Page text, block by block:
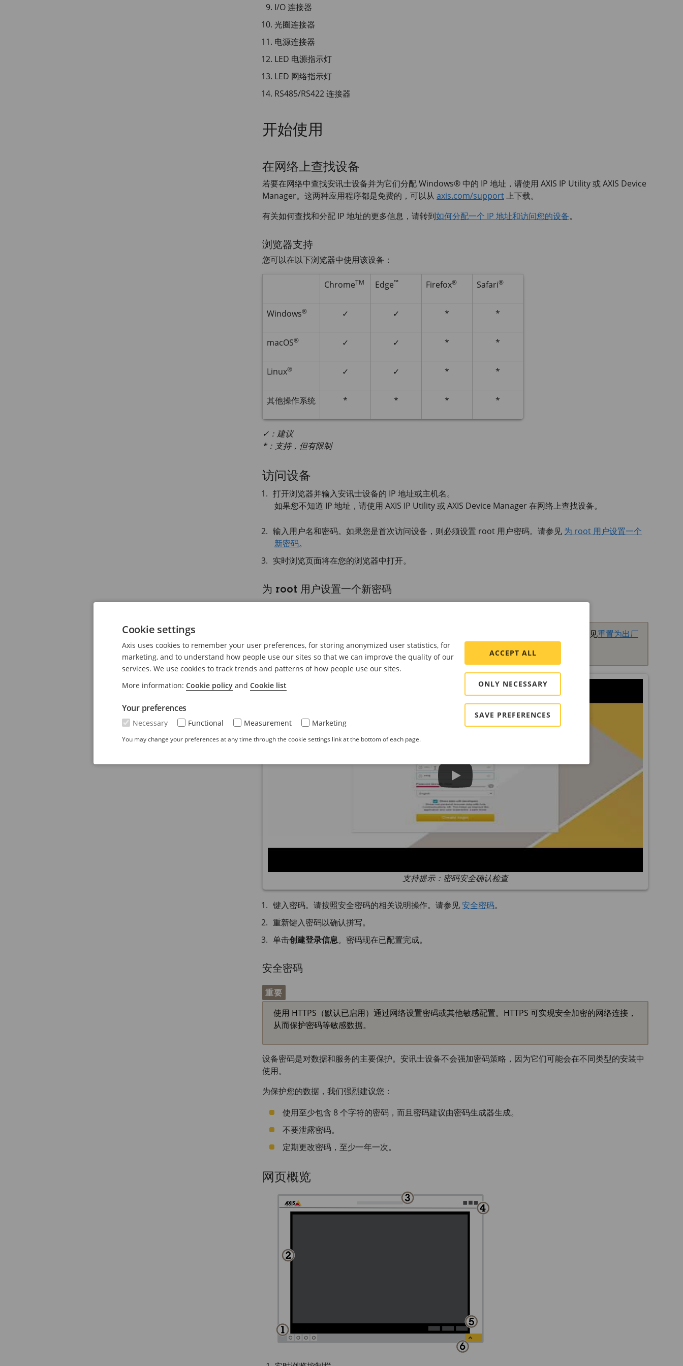
I/O 连接器
光圈连接器
电源连接器
LED 电源指示灯
LED 网络指示灯
RS485/RS422 连接器
开始使用
在网络上查找设备
若要在网络中查找安讯士设备并为它们分配 Windows® 中的 IP 地址，请使用 AXIS IP Utility 或AXIS Device
Manager。这两种应用程序都是免费的，可以从 axis.com/support上下载。
有关如何查找和分配 IP 地址的更多信息，请转到如何分配一个 IP 地址和访问您的设备。
浏览器支持
您可以在以下浏览器中使用该设备：
ChromeTM Edge™ Firefox® Safari®
Windows® ✓ ✓ * *
macOS® ✓ ✓ * *
Linux® ✓ ✓ * *
其他操作系统 * * * *
✓：建议
*：支持，但有限制
访问设备
打开浏览器并输入安讯士设备的 IP 地址或主机名。
如果您不知道 IP 地址，请使用 AXIS IP Utility 或AXIS Device Manager 在网络上查找设备。
输入用户名和密码。如果您是首次访问设备，则必须设置 root 用户密码。请参见 为 root 用户设置一个
新密码。
实时浏览页面将在您的浏览器中打开。
为 root 用户设置一个新密码
。如果 root 的密码丢失，请将设备重置为出厂默认设置。请参见重置为出厂
默认设置
支持提示：密码安全确认检查
键入密码。请按照安全密码的相关说明操作。请参见安全密码。
重新键入密码以确认拼写。
单击创建登录信息。密码现在已配置完成。
安全密码
重要
使用 HTTPS（默认已启用）通过网络设置密码或其他敏感配置。HTTPS 可实现安全加密的网络连接，
从而保护密码等敏感数据。
设备密码是对数据和服务的主要保护。安讯士设备不会强加密码策略，因为它们可能会在不同类型的安装中
使用。
为保护您的数据，我们强烈建议您：
使用至少包含 8 个字符的密码，而且密码建议由密码生成器生成。
不要泄露密码。
定期更改密码，至少一年一次。
网页概览
Cookie settings
Axis uses cookies to remember your user preferences, for storing anonymized user statistics, for
marketing, and to understand how people use our sites so that we can improve the quality of our
services. We use cookies to track trends and patterns of how people use our sites.
More information: Cookie policy and Cookie list
Your preferences
Necessary Functional Measurement Marketing
You may change your preferences at any time through the cookie settings link at the bottom of each page.
ACCEPT ALL
ONLY NECESSARY
SAVE PREFERENCES